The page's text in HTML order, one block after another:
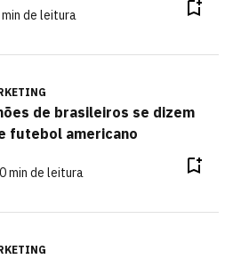
de leitura
de brasileiros se dizem
futebol americano
min de leitura